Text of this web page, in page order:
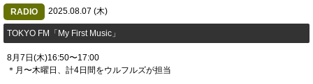
RADIO 2025.08.07 (木)
TOKYO FM「My First Music」
8月7日(木)16:50〜17:00
＊月〜木曜日、計4日間をウルフルズが担当